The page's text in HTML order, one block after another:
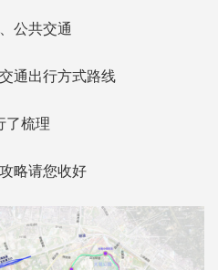
公共交通
通出行方式路线
了梳理
略请您收好